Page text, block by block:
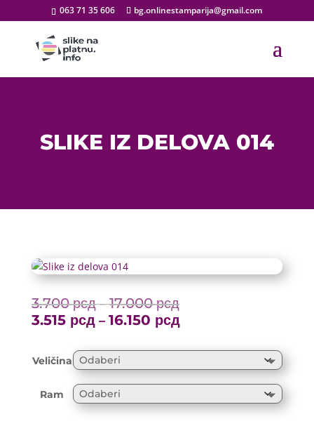
063 71 35 606 bg.onlinestamparija@gmail.com
SLIKE IZ DELOVA 014
3.700рсд – 17.000рсдPrice
range:
through
17.000 рсд
3.515 рсд – 16.150 рсд
3.515 рсд
through
16.150 рсд
Veličina
Ram